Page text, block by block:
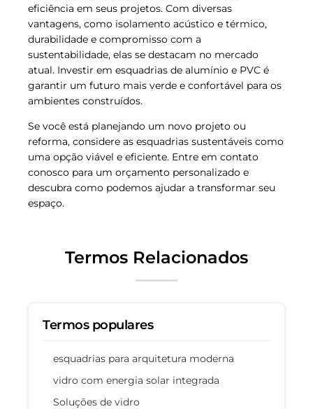
eficiência em seus projetos. Com diversas
vantagens, como isolamento acústico e térmico,
durabilidade e compromisso com a
sustentabilidade, elas se destacam no mercado
atual. Investir em esquadrias de alumínio e PVC é
garantir um futuro mais verde e confortável para os
ambientes construídos.
Se você está planejando um novo projeto ou
reforma, considere as esquadrias sustentáveis como
uma opção viável e eficiente. Entre em contato
conosco para um orçamento personalizado e
descubra como podemos ajudar a transformar seu
espaço.
Termos Relacionados
Termos populares
esquadrias para arquitetura moderna
vidro com energia solar integrada
Soluções de vidro